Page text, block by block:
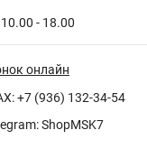
10.00 - 18.00
онлайн
+7 (936) 132-34-54
ShopMSK7